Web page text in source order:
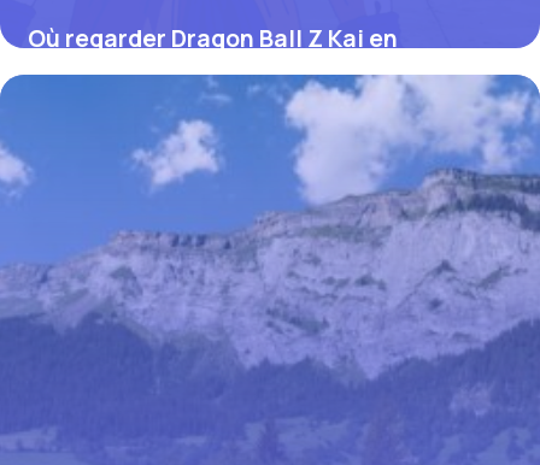
Où regarder Dragon Ball Z Kai en
streaming VF : solutions, pièges et
meilleures options
4 juillet 2025